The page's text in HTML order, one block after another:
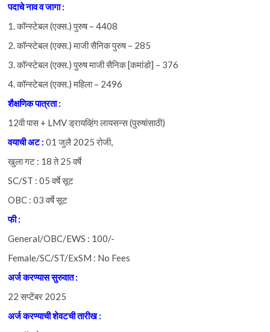
पदाचेनाववजागा :
1. कॉन्स्टेबल (एक्स.) पुरुष – 4408
2. कॉन्स्टेबल (एक्स.) माजी सैनिक पुरुष – 285
3. कॉन्स्टेबल (एक्स.) पुरुष माजी सैनिक [कमांडो] – 376
4. कॉन्स्टेबल (एक्स.) महिला – 2496
शैक्षणिकपात्रता :
12वी पास + LMV ड्रायव्हिंग लायसन्स (पुरुषांसाठी)
वयाचीअट :01 जुलै 2025 रोजी,
खुला गट : 18 ते 25 वर्षे
SC/ST : 05 वर्षे सूट
OBC : 03 वर्षे सूट
फी :
General/OBC/EWS : 100/-
Female/SC/ST/ExSM : No Fees
अर्जकरण्याससुरुवात :
22 सप्टेंबर 2025
अर्जकरण्याचीशेवटचीतारीख :